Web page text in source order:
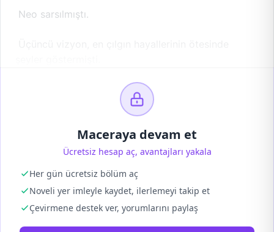
Neo sarsılmıştı.
Maceraya devam et
Ücretsiz hesap aç, avantajları yakala
Her gün ücretsiz bölüm aç
Noveli yer imleyle kaydet, ilerlemeyi takip et
Çevirmene destek ver, yorumlarını paylaş